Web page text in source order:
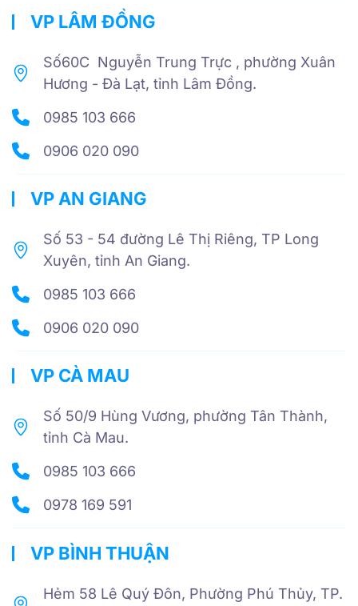
VP LÂM ĐỒNG
Số60C Nguyễn Trung Trực , phường Xuân
Hương - Đà Lạt, tỉnh Lâm Đồng.
0985 103 666
0906 020 090
VP AN GIANG
Số 53 - 54 đường Lê Thị Riêng, TP Long
Xuyên, tỉnh An Giang.
0985 103 666
0906 020 090
VP CÀ MAU
Số 50/9 Hùng Vương, phường Tân Thành,
tỉnh Cà Mau.
0985 103 666
0978 169 591
VP BÌNH THUẬN
Hẻm 58 Lê Quý Đôn, Phường Phú Thủy, TP.